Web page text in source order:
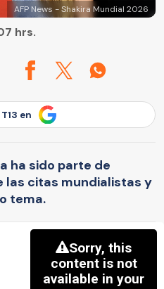
AFP News - Shakira Mundial 2026
hrs.
en
ha sido parte de
las citas mundialistas y
tema.